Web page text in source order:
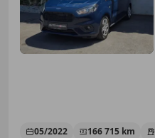
05/2022 166 715 km